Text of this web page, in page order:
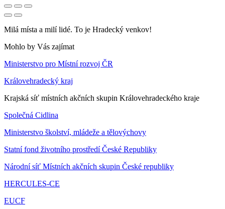
Milá místa a milí lidé. To je Hradecký venkov!
Mohlo by Vás zajímat
Ministerstvo pro Místní rozvoj ČR
Královehradecký kraj
Krajská síť místních akčních skupin Královehradeckého kraje
Společná Cidlina
Ministerstvo školství, mládeže a tělovýchovy
Statní fond životního prostředí České Republiky
Národní síť Místních akčních skupin České republiky
HERCULES-CE
EUCF